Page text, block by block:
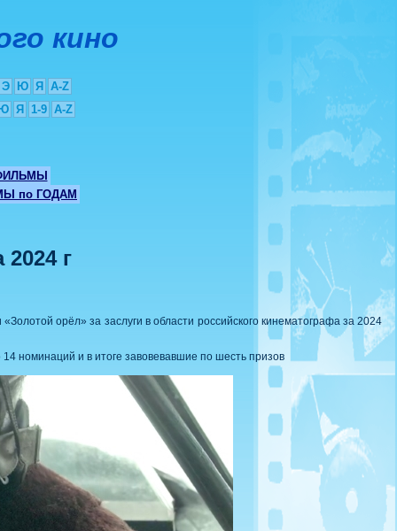
кино
Э Ю Я
A-Z
Я 1-9 A-Z
по ГОДАМ
г
орёл» за заслуги в области российского кинематографа за 2024
номинаций и в итоге завовевавшие по шесть призов